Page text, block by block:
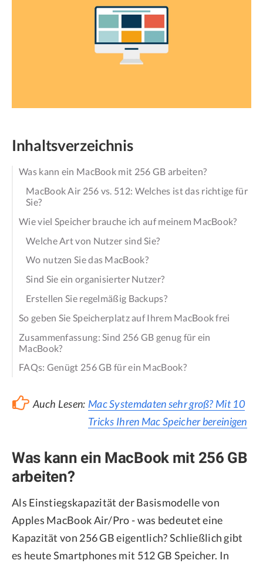
Inhaltsverzeichnis
Was kann ein MacBook mit 256 GB arbeiten?
MacBook Air 256 vs. 512: Welches ist das richtige für
Sie?
Wie viel Speicher brauche ich auf meinem MacBook?
Welche Art von Nutzer sind Sie?
Wo nutzen Sie das MacBook?
Sind Sie ein organisierter Nutzer?
Erstellen Sie regelmäßig Backups?
So geben Sie Speicherplatz auf Ihrem MacBook frei
Zusammenfassung: Sind 256 GB genug für ein
MacBook?
FAQs: Genügt 256 GB für ein MacBook?
Auch Lesen: Mac Systemdaten sehr groß? Mit 10
Tricks Ihren Mac Speicher bereinigen
Was kann ein MacBook mit 256 GB
arbeiten?
Als Einstiegskapazität der Basismodelle von
Apples MacBook Air/Pro - was bedeutet eine
Kapazität von 256 GB eigentlich? Schließlich gibt
es heute Smartphones mit 512 GB Speicher. In